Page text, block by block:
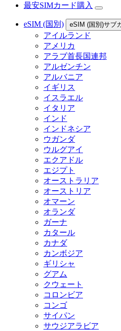
最安SIMカード購入
eSIM (国別) eSIM (国別)サブ
アイルランド
アメリカ
アラブ首長国連邦
アルゼンチン
アルバニア
イギリス
イスラエル
イタリア
インド
インドネシア
ウガンダ
ウルグアイ
エクアドル
エジプト
オーストラリア
オーストリア
オマーン
オランダ
ガーナ
カタール
カナダ
カンボジア
ギリシャ
グアム
クウェート
コロンビア
コンゴ
サイパン
サウジアラビア